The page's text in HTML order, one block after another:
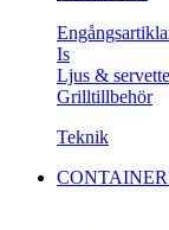
Is
Ljus &
Grilltillbehör
Teknik